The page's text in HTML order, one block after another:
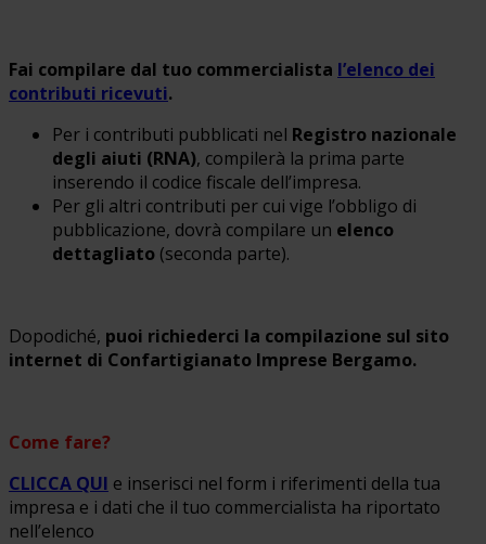
Fai compilare dal tuo commercialista l’elenco dei
contributi ricevuti.
Per i contributi pubblicati nel Registro nazionale
degli aiuti (RNA), compilerà la prima parte
inserendo il codice fiscale dell’impresa.
Per gli altri contributi per cui vige l’obbligo di
pubblicazione, dovrà compilare un elenco
dettagliato (seconda parte).
Dopodiché, puoi richiederci la compilazione sul sito
internet di Confartigianato Imprese Bergamo.
Come fare?
CLICCA QUI e inserisci nel form i riferimenti della tua
impresa e i dati che il tuo commercialista ha riportato
nell’elenco